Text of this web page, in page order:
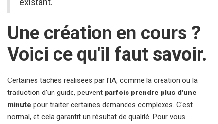
existant.
Une création en cours ?
Voici ce qu'il faut savoir.
Certaines tâches réalisées par l'IA, comme la création ou la
traduction d'un guide, peuvent parfois prendre plus d'une
minute pour traiter certaines demandes complexes. C'est
normal, et cela garantit un résultat de qualité. Pour vous